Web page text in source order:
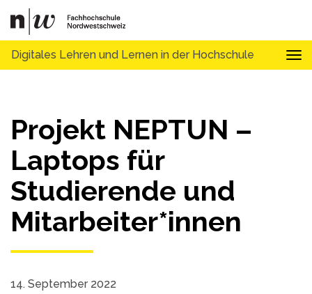
Digitales Lehren und Lernen in der Hochschule
Projekt NEPTUN –
Laptops für
Studierende und
Mitarbeiter*innen
14. September 2022